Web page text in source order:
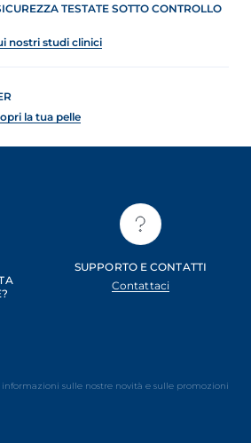
TESTATE SOTTO CONTROLLO
nostri studi clinici
la tua pelle
SUPPORTO E CONTATTI
Contattaci
sulle nostre novità e sulle promozioni